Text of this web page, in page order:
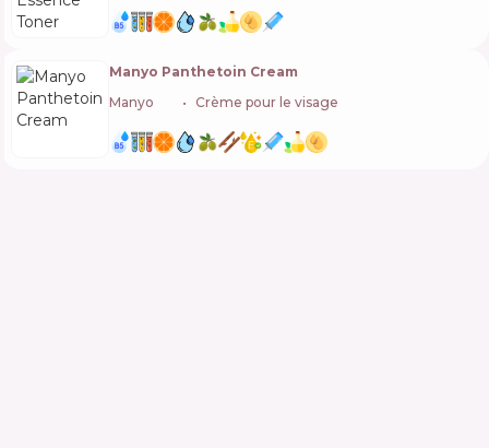
Manyo Panthetoin Cream
Manyo
Crème pour le visage